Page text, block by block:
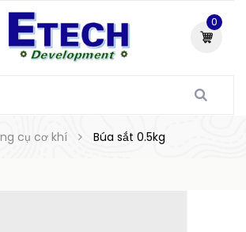
0
cụ cơ khí Búa sắt 0.5kg